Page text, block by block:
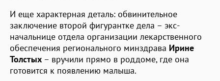
И еще характерная деталь: обвинительное
заключение второй фигурантке дела – экс-
начальнице отдела организации лекарственного
обеспечения регионального минздрава Ирине
Толстых – вручили прямо в роддоме, где она
готовится к появлению малыша.